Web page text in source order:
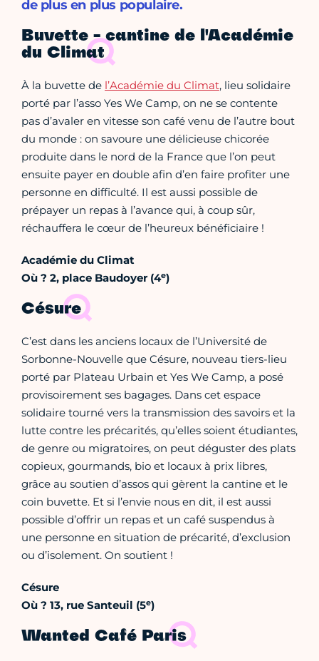
de plus en plus populaire.
Buvette - cantine de l'Académie
du Climat
À la buvette de l’Académie du Climat, lieu solidaire
porté par l’asso Yes We Camp, on ne se contente
pas d’avaler en vitesse son café venu de l’autre bout
du monde : on savoure une délicieuse chicorée
produite dans le nord de la France que l’on peut
ensuite payer en double afin d’en faire profiter une
personne en difficulté. Il est aussi possible de
prépayer un repas à l’avance qui, à coup sûr,
réchauffera le cœur de l’heureux bénéficiaire !
Académie du Climat
Où ? 2, place Baudoyer (4e)
Césure
C’est dans les anciens locaux de l’Université de
Sorbonne-Nouvelle que Césure, nouveau tiers-lieu
porté par Plateau Urbain et Yes We Camp, a posé
provisoirement ses bagages. Dans cet espace
solidaire tourné vers la transmission des savoirs et la
lutte contre les précarités, qu’elles soient étudiantes,
de genre ou migratoires, on peut déguster des plats
copieux, gourmands, bio et locaux à prix libres,
grâce au soutien d’assos qui gèrent la cantine et le
coin buvette. Et si l’envie nous en dit, il est aussi
possible d’offrir un repas et un café suspendus à
une personne en situation de précarité, d’exclusion
ou d’isolement. On soutient !
Césure
Où ? 13, rue Santeuil (5e)
Wanted Café Paris